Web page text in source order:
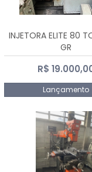
INJETORA ELITE 80
GR
R$
Lançamento